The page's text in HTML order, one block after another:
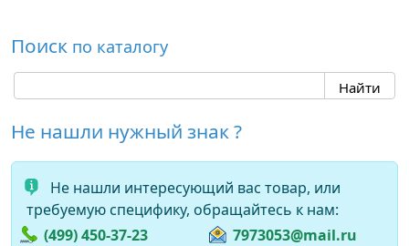
Поиск по каталогу
Не нашли нужный знак ?
Не нашли интересующий вас товар, или
требуемую специфику, обращайтесь к нам:
(499) 450-37-23
7973053@mail.ru